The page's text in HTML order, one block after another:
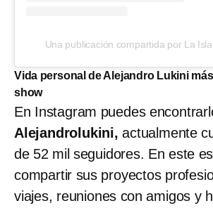
Una publicación compartida por La
Vida personal de Alejandro Lukini
show
En Instagram puedes
Alejandrolukini, actualmente
de 52 mil seguidores. En este
compartir sus proyectos
viajes, reuniones con amigos y